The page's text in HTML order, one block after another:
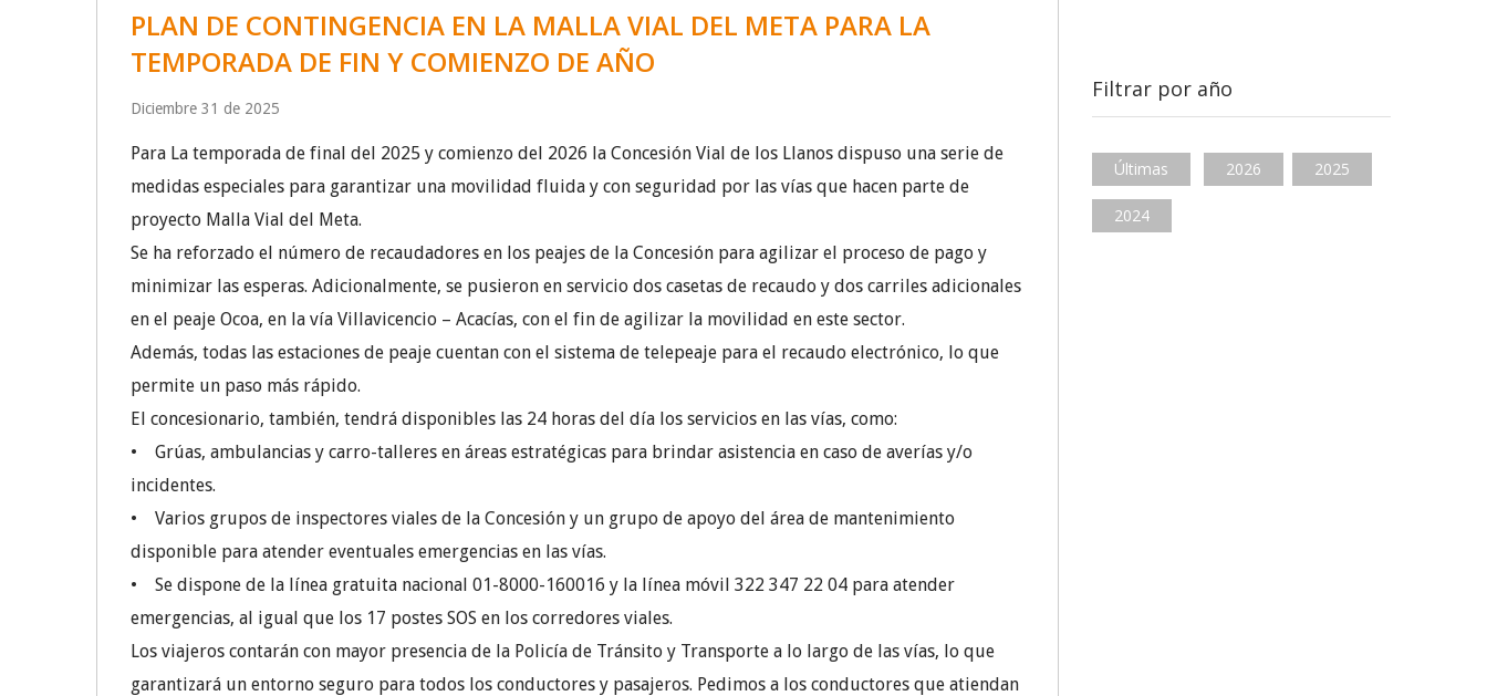
PLAN DE CONTINGENCIA EN LA MALLA VIAL DEL META PARA LA
TEMPORADA DE FIN Y COMIENZO DE AÑO
Diciembre 31 de 2025
Para La temporada de final del 2025 y comienzo del 2026 la Concesión Vial de los Llanos dispuso una serie de
medidas especiales para garantizar una movilidad fluida y con seguridad por las vías que hacen parte de
proyecto Malla Vial del Meta.
Se ha reforzado el número de recaudadores en los peajes de la Concesión para agilizar el proceso de pago y
minimizar las esperas. Adicionalmente, se pusieron en servicio dos casetas de recaudo y dos carriles adicionales
en el peaje Ocoa, en la vía Villavicencio – Acacías, con el fin de agilizar la movilidad en este sector.
Además, todas las estaciones de peaje cuentan con el sistema de telepeaje para el recaudo electrónico, lo que
permite un paso más rápido.
El concesionario, también, tendrá disponibles las 24 horas del día los servicios en las vías, como:
• Grúas, ambulancias y carro-talleres en áreas estratégicas para brindar asistencia en caso de averías y/o
incidentes.
• Varios grupos de inspectores viales de la Concesión y un grupo de apoyo del área de mantenimiento
disponible para atender eventuales emergencias en las vías.
• Se dispone de la línea gratuita nacional 01-8000-160016 y la línea móvil 322 347 22 04 para atender
emergencias, al igual que los 17 postes SOS en los corredores viales.
Los viajeros contarán con mayor presencia de la Policía de Tránsito y Transporte a lo largo de las vías, lo que
garantizará un entorno seguro para todos los conductores y pasajeros. Pedimos a los conductores que atiendan
Filtrar por año
Últimas 2026 2025
2024